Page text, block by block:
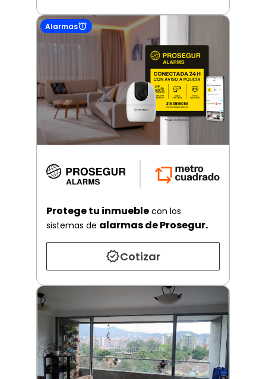
Alarmas
Protege tu inmueble con los
sistemas de alarmas de Prosegur.
Cotizar